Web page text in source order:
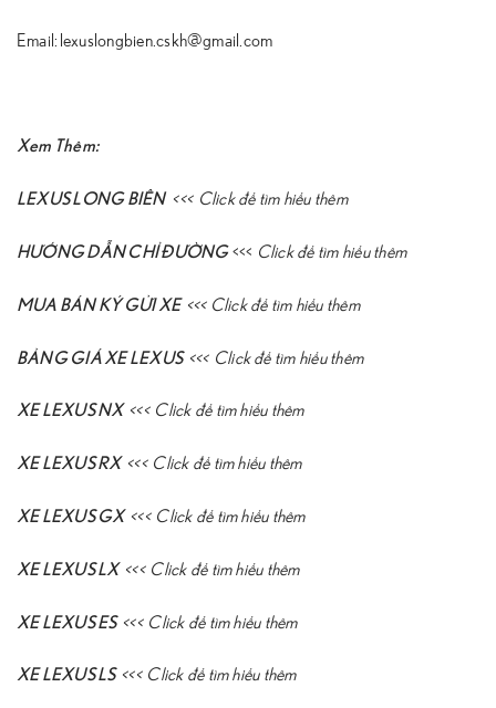
Email: lexuslongbien.cskh@gmail.com
Xem Thêm:
LEXUS LONG BIÊN <<< Click để tìm hiểu thêm
HƯỚNG DẪN CHỈ ĐƯỜNG<<< Click để tìm hiểu thêm
MUA BÁN KÝ GỬI XE<<< Click để tìm hiểu thêm
BẢNG GIÁ XE LEXUS <<< Click để tìm hiểu thêm
XE LEXUS NX <<< Click để tìm hiểu thêm
XE LEXUS RX <<< Click để tìm hiểu thêm
XE LEXUS GX <<< Click để tìm hiểu thêm
XE LEXUS LX <<< Click để tìm hiểu thêm
XE LEXUS ES <<< Click để tìm hiểu thêm
XE LEXUS LS <<< Click để tìm hiểu thêm